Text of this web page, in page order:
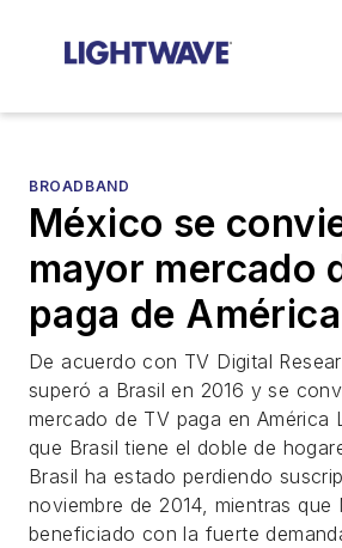
BROADBAND
México se
mayor mercado
paga de
De acuerdo con TV Digital
superó a Brasil en 2016 y se
mercado de TV paga en América
que Brasil tiene el doble de
Brasil ha estado perdiendo
noviembre de 2014, mientras que
beneficiado con la fuerte